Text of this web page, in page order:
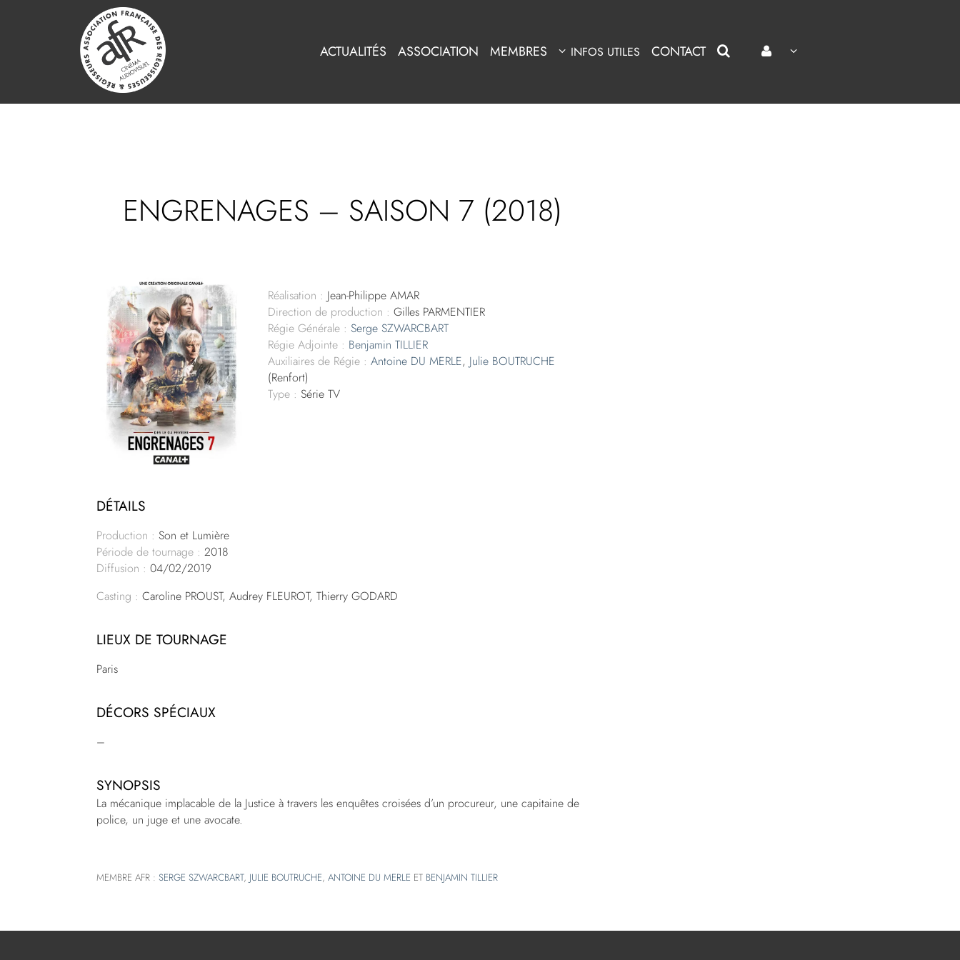
ACTUALITÉS ASSOCIATION MEMBRES INFOS UTILES CONTACT
ENGRENAGES – SAISON 7 (2018)
Réalisation : Jean-Philippe AMAR
Direction de production : Gilles PARMENTIER
Régie Générale : Serge SZWARCBART
Régie Adjointe : Benjamin TILLIER
Auxiliaires de Régie : Antoine DU MERLE, Julie BOUTRUCHE
(Renfort)
Type : Série TV
DÉTAILS
Production : Son et Lumière
Période de tournage : 2018
Diffusion : 04/02/2019
Casting : Caroline PROUST, Audrey FLEUROT, Thierry GODARD
LIEUX DE TOURNAGE
Paris
DÉCORS SPÉCIAUX
–
SYNOPSIS
La mécanique implacable de la Justice à travers les enquêtes croisées d’un procureur, une capitaine de
police, un juge et une avocate.
MEMBRE AFR : SERGE SZWARCBART, JULIE BOUTRUCHE, ANTOINE DU MERLE ET BENJAMIN TILLIER